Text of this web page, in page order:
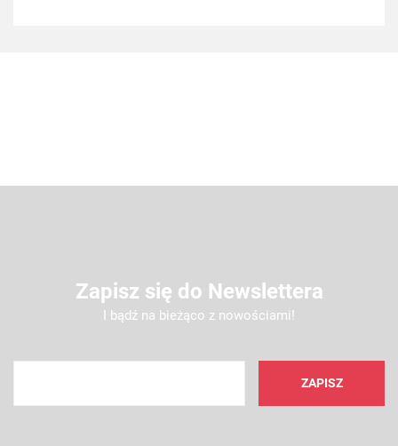
Zapisz się do Newslettera
I bądź na bieżąco z nowościami!